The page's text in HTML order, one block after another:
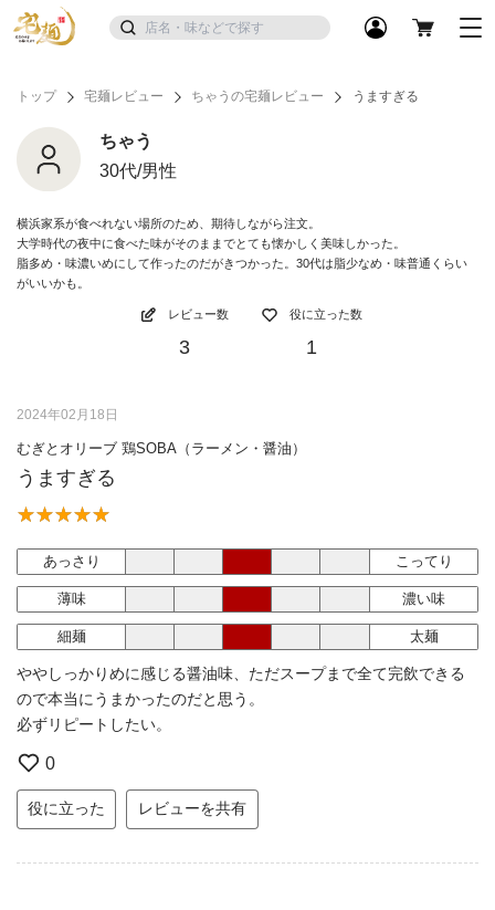
トップ 宅麺レビュー ちゃうの宅麺レビュー うますぎる
ちゃう
30代/男性
横浜家系が食べれない場所のため、期待しながら注文。
大学時代の夜中に食べた味がそのままでとても懐かしく美味しかった。
脂多め・味濃いめにして作ったのだがきつかった。30代は脂少なめ・味普通くらい
がいいかも。
レビュー数
3
役に立った数
1
2024年02月18日
むぎとオリーブ 鶏SOBA（ラーメン・醤油）
うますぎる
あっさり こってり
薄味 濃い味
細麺 太麺
ややしっかりめに感じる醤油味、ただスープまで全て完飲できる
ので本当にうまかったのだと思う。
必ずリピートしたい。
0
役に立った レビューを共有